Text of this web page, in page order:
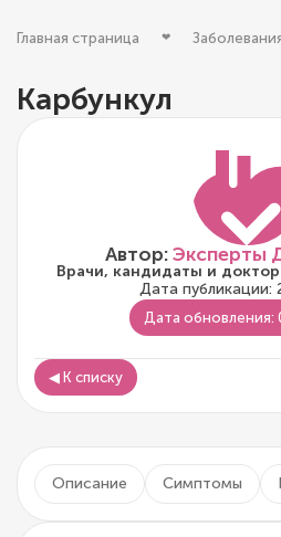
Главная страница
Карбункул
Автор:Эксперты
Врачи, кандидаты и
Дата публикации:
Дата обновления:
◀ К списку
Описание Симптомы